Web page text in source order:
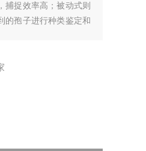
捕捉效率高；被动式则
的孢子进行种类鉴定和